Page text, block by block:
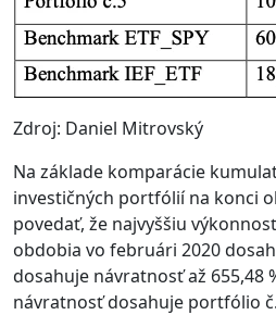
Zdroj: Daniel Mitrovský
Na základe komparácie
investičných portfólií na konci
povedať, že najvyššiu
obdobia vo februári 2020
dosahuje návratnosť až 655,48
návratnosť dosahuje portfólio